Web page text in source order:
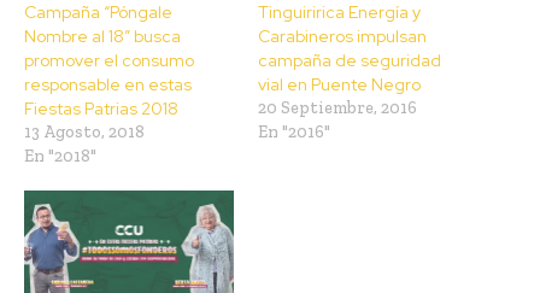
Campaña “Póngale
Nombre al 18” busca
promover el consumo
responsable en estas
Fiestas Patrias 2018
13 Agosto, 2018
En "2018"
Tinguiririca Energía y
Carabineros impulsan
campaña de seguridad
vial en Puente Negro
20 Septiembre, 2016
En "2016"